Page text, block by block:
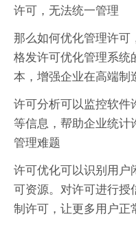
许可，无法统一管理
那么如何优化管理许可
格发许可优化管理系统
本，增强企业在高端制
许可分析可以监控软件
等信息，帮助企业统
管理难题
许可优化可以识别用
可资源。对许可进行授
制许可，让更多用户正